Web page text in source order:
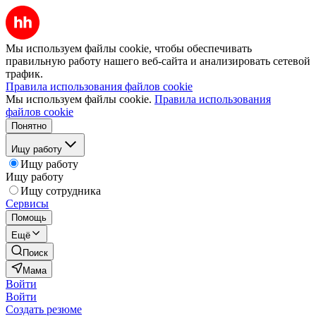
Мы используем файлы cookie, чтобы обеспечивать
правильную работу нашего веб-сайта и анализировать сетевой
трафик.
Правила использования файлов cookie
Мы используем файлы cookie. Правила использования
файлов cookie
Понятно
Ищу работу
Ищу работу
Ищу работу
Ищу сотрудника
Сервисы
Помощь
Ещё
Поиск
Мама
Войти
Войти
Создать резюме